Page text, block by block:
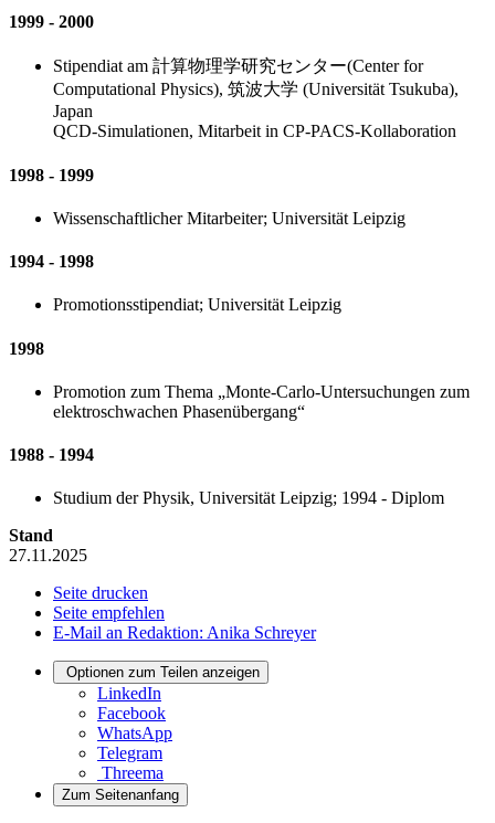
1999 - 2000
Stipendiat am 計算物理学研究センター(Center for
Computational Physics), 筑波大学 (Universität Tsukuba),
Japan
QCD-Simulationen, Mitarbeit in CP-PACS-Kollaboration
1998 - 1999
Wissenschaftlicher Mitarbeiter; Universität Leipzig
1994 - 1998
Promotionsstipendiat; Universität Leipzig
1998
Promotion zum Thema „Monte-Carlo-Untersuchungen zum
elektroschwachen Phasenübergang“
1988 - 1994
Studium der Physik, Universität Leipzig; 1994 - Diplom
Stand
27.11.2025
Seite drucken
Seite empfehlen
E-Mail an Redaktion: Anika Schreyer
Optionen zum Teilen anzeigen
LinkedIn
Facebook
WhatsApp
Telegram
Threema
Zum Seitenanfang